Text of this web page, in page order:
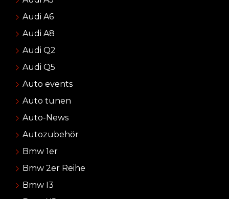
Audi A6
Audi A8
Audi Q2
Audi Q5
Auto events
Auto tunen
Auto-News
Autozubehör
Bmw 1er
Bmw 2er Reihe
Bmw I3